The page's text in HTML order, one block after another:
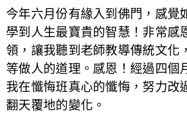
今年六月份有緣入到佛門，感覺
學到人生最寶貴的智慧！非常感
領，讓我聽到老師教導傳統文化
等做人的道理。感恩！經過四個
我在懺悔班真心的懺悔，努力改
翻天覆地的變化。